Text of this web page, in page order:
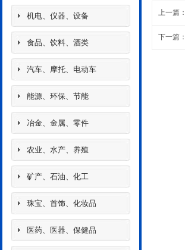
机电、仪器、设备
食品、饮料、酒类
汽车、摩托、电动车
能源、环保、节能
冶金、金属、零件
农业、水产、养殖
矿产、石油、化工
珠宝、首饰、化妆品
医药、医器、保健品
上一篇：
下一篇：